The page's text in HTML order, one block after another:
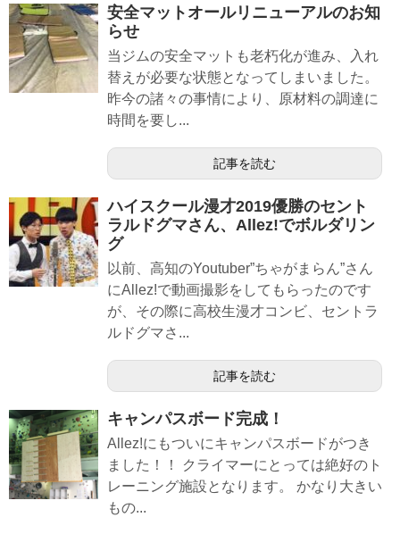
安全マットオールリニューアルのお知
らせ
当ジムの安全マットも老朽化が進み、入れ
替えが必要な状態となってしまいました。
昨今の諸々の事情により、原材料の調達に
時間を要し...
記事を読む
ハイスクール漫才2019優勝のセント
ラルドグマさん、Allez!でボルダリン
グ
以前、高知のYoutuber”ちゃがまらん”さん
にAllez!で動画撮影をしてもらったのです
が、その際に高校生漫才コンビ、セントラ
ルドグマさ...
記事を読む
キャンパスボード完成！
Allez!にもついにキャンパスボードがつき
ました！！ クライマーにとっては絶好のト
レーニング施設となります。 かなり大きい
もの...